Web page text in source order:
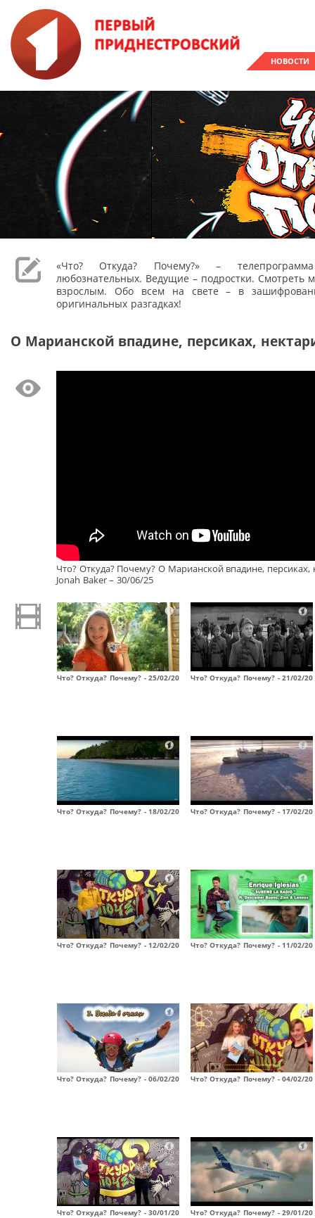
НОВОСТИ
«Что? Откуда? Почему?» –
любознательных. Ведущие – подростки. Смотреть
взрослым. Обо всем на свете – в
оригинальных разгадках!
О Марианской впадине, персиках,
Что? Откуда? Почему? О Марианской впадине, персиках,
Jonah Baker – 30/06/25
Что? Откуда? Почему? - 25/02/20 Что? Откуда? Почему? - 21/02/20
Что? Откуда? Почему? - 18/02/20 Что? Откуда? Почему? - 17/02/20
Что? Откуда? Почему? - 12/02/20 Что? Откуда? Почему? - 11/02/20
Что? Откуда? Почему? - 06/02/20 Что? Откуда? Почему? - 04/02/20
Что? Откуда? Почему? - 30/01/20 Что? Откуда? Почему? - 29/01/20